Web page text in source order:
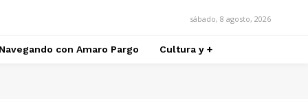
sábado, 8 agosto, 2026
con Amaro Pargo Cultura y +